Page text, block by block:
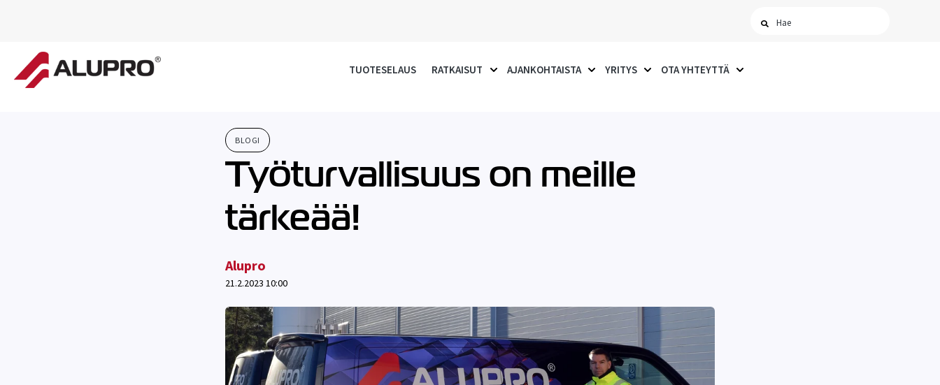
TUOTESELAUS RATKAISUT
SHOW SUBMENU FOR RATKAISUT
AJANKOHTAISTA
SHOW SUBMENU FOR AJANKOHTAISTA
YRITYS
SHOW SUBMENU FOR YRITYS
OTA YHTEYTTÄ
BLOGI
Työturvallisuus on meille
tärkeää!
Alupro
21.2.2023 10:00